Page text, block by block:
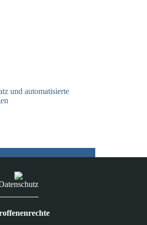
und automatisierte